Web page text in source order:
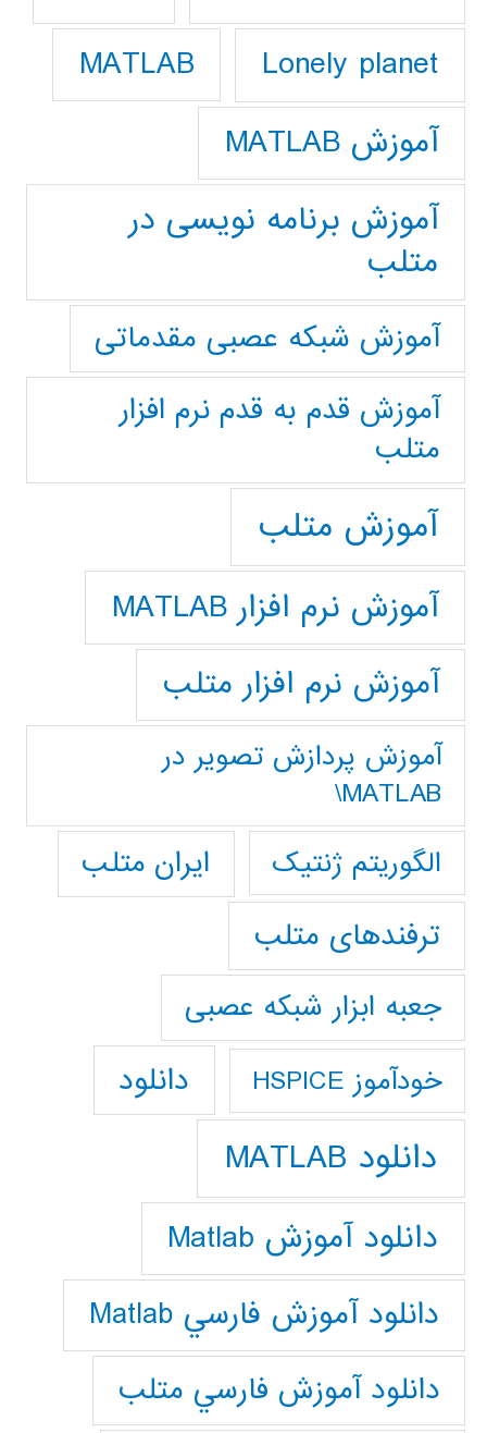
Lonely planet
MATLAB
آموزش MATLAB
آموزش برنامه نویسی در
متلب
آموزش شبکه عصبی مقدماتی
آموزش قدم به قدم نرم افزار
متلب
آموزش متلب
آموزش نرم افزار MATLAB
آموزش نرم افزار متلب
آموزش پردازش تصوير در
MATLAB\
الگوریتم ژنتیک
ایران متلب
ترفندهای متلب
جعبه ابزار شبکه عصبی
خودآموز HSPICE دانلود
دانلود MATLAB
دانلود آموزش Matlab
دانلود آموزش فارسي Matlab
دانلود آموزش فارسي متلب